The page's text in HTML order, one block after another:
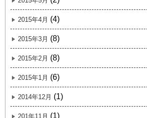
2015年4月 (4)
2015年3月 (8)
2015年2月 (8)
2015年1月 (6)
2014年12月 (1)
201年11月 (1)